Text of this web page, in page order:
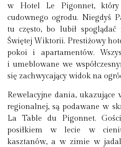
w Hotel Le Pigonnet, który
cudownego ogrodu. Niegdyś
tu często, bo lubił
Świętej Wiktorii. Prestiżowy
pokoi i apartamentów.
i umeblowane we
się zachwycający widok na
Rewelacyjne dania,
regionalnej, są podawane w
La Table du Pigonnet.
posiłkiem w lecie w
kasztanów, a w zimie w